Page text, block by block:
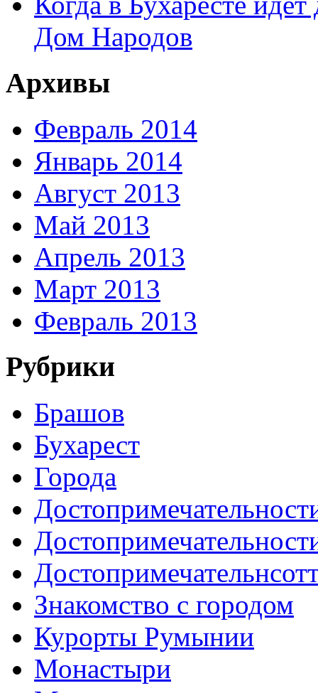
Дом Народов
Архивы
Февраль 2014
Январь 2014
Август 2013
Май 2013
Апрель 2013
Март 2013
Февраль 2013
Рубрики
Брашов
Бухарест
Города
Знакомство с городом
Курорты Румынии
Монастыри